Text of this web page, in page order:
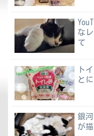
な
て
ト
と
銀
が